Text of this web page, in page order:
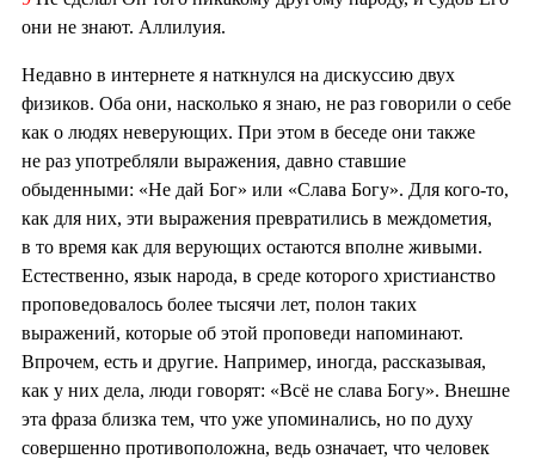
они не знают. Аллилуия.
Недавно в интернете я наткнулся на дискуссию двух
физиков. Оба они, насколько я знаю, не раз говорили о себе
как о людях неверующих. При этом в беседе они также
не раз употребляли выражения, давно ставшие
обыденными: «Не дай Бог» или «Слава Богу». Для кого-то,
как для них, эти выражения превратились в междометия,
в то время как для верующих остаются вполне живыми.
Естественно, язык народа, в среде которого христианство
проповедовалось более тысячи лет, полон таких
выражений, которые об этой проповеди напоминают.
Впрочем, есть и другие. Например, иногда, рассказывая,
как у них дела, люди говорят: «Всё не слава Богу». Внешне
эта фраза близка тем, что уже упоминались, но по духу
совершенно противоположна, ведь означает, что человек